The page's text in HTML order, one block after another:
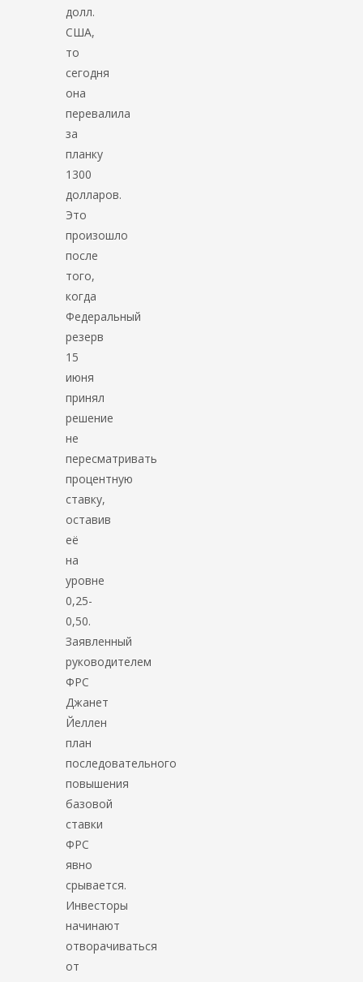
долл.
США,
то
сегодня
она
перевалила
за
планку
1300
долларов.
Это
произошло
после
того,
когда
Федеральный
резерв
15
июня
принял
решение
не
пересматривать
процентную
ставку,
оставив
её
на
уровне
0,25-
0,50.
Заявленный
руководителем
ФРС
Джанет
Йеллен
план
последовательного
повышения
базовой
ставки
ФРС
явно
срывается.
Инвесторы
начинают
отворачиваться
от